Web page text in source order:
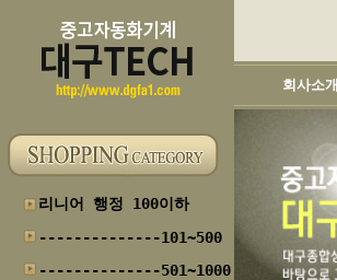
회사소개
리니어 행정 100이하
--------------101~500
--------------501~1000